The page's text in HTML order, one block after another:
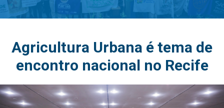
Agricultura Urbana é tema de
encontro nacional no Recife